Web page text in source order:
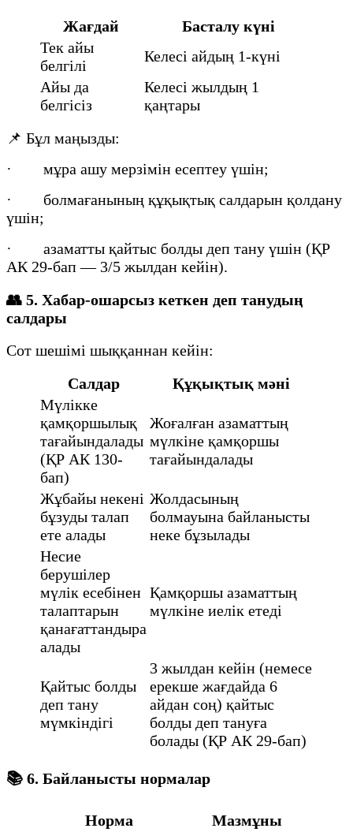
Жағдай
Басталу күні
Тек айы
белгілі
Келесі айдың 1-күні
Айы да
белгісіз
Келесі жылдың 1
қаңтары
📌 Бұл маңызды:
· мұра ашу мерзімін есептеу үшін;
· болмағанының құқықтық салдарын қолдану
үшін;
· азаматты қайтыс болды деп тану үшін (ҚР
АК 29-бап — 3/5 жылдан кейін).
👥 5. Хабар-ошарсыз кеткен деп танудың
салдары
Сот шешімі шыққаннан кейін:
Салдар
Құқықтық мәні
Мүлікке
қамқоршылық
тағайындалады
(ҚР АК 130-
бап)
Жоғалған азаматтың
мүлкіне қамқоршы
тағайындалады
Жұбайы некені
бұзуды талап
ете алады
Жолдасының
болмауына байланысты
неке бұзылады
Несие
берушілер
мүлік есебінен
талаптарын
қанағаттандыра
алады
Қамқоршы азаматтың
мүлкіне иелік етеді
Қайтыс болды
деп тану
мүмкіндігі
3 жылдан кейін (немесе
ерекше жағдайда 6
айдан соң) қайтыс
болды деп тануға
болады (ҚР АК 29-бап)
📚 6. Байланысты нормалар
Норма
Мазмұны